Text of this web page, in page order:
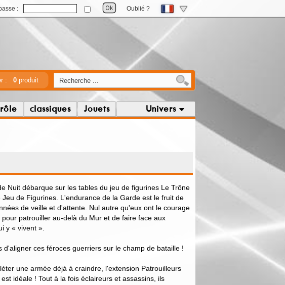
: Oublié ?
: 0produit
classiques Jouets Univers
Nuit débarque sur les tables du jeu de figurines Le Trône
Jeu de Figurines. L'endurance de la Garde est le fruit de
de veille et d'attente. Nul autre qu'eux ont le courage
pour patrouiller au-delà du Mur et de faire face aux
y « vivent ».
d'aligner ces féroces guerriers sur le champ de bataille !
une armée déjà à craindre, l'extension Patrouilleurs
idéale ! Tout à la fois éclaireurs et assassins, ils